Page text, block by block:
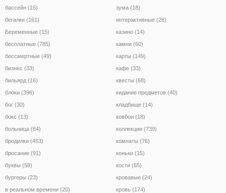
бассейн (15)
бегалки (161)
Беременные (15)
бесплатные (785)
бессмертные (49)
бизнес (33)
бильярд (16)
блоки (396)
бог (30)
бокс (13)
больница (64)
бродилки (453)
бросание (91)
буквы (58)
бургеры (23)
в реальном времени (20)
зума (18)
интерактивные (26)
казино (14)
камни (60)
карты (149)
кафе (33)
квесты (68)
кидание предметов (40)
кладбище (14)
ковбои (18)
коллекции (739)
комнаты (76)
коньки (15)
кости (65)
кровавые (24)
кровь (174)